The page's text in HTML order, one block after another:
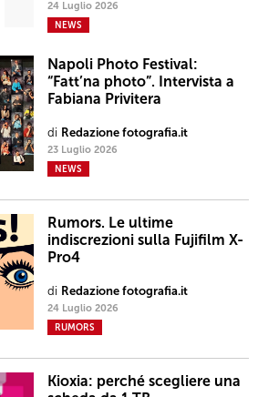
24 Luglio 2026
NEWS
Napoli Photo Festival:
“Fatt’na photo”. Intervista a
Fabiana Privitera
di Redazione fotografia.it
23 Luglio 2026
NEWS
Rumors. Le ultime
indiscrezioni sulla Fujifilm X-
Pro4
di Redazione fotografia.it
24 Luglio 2026
RUMORS
Kioxia: perché scegliere una